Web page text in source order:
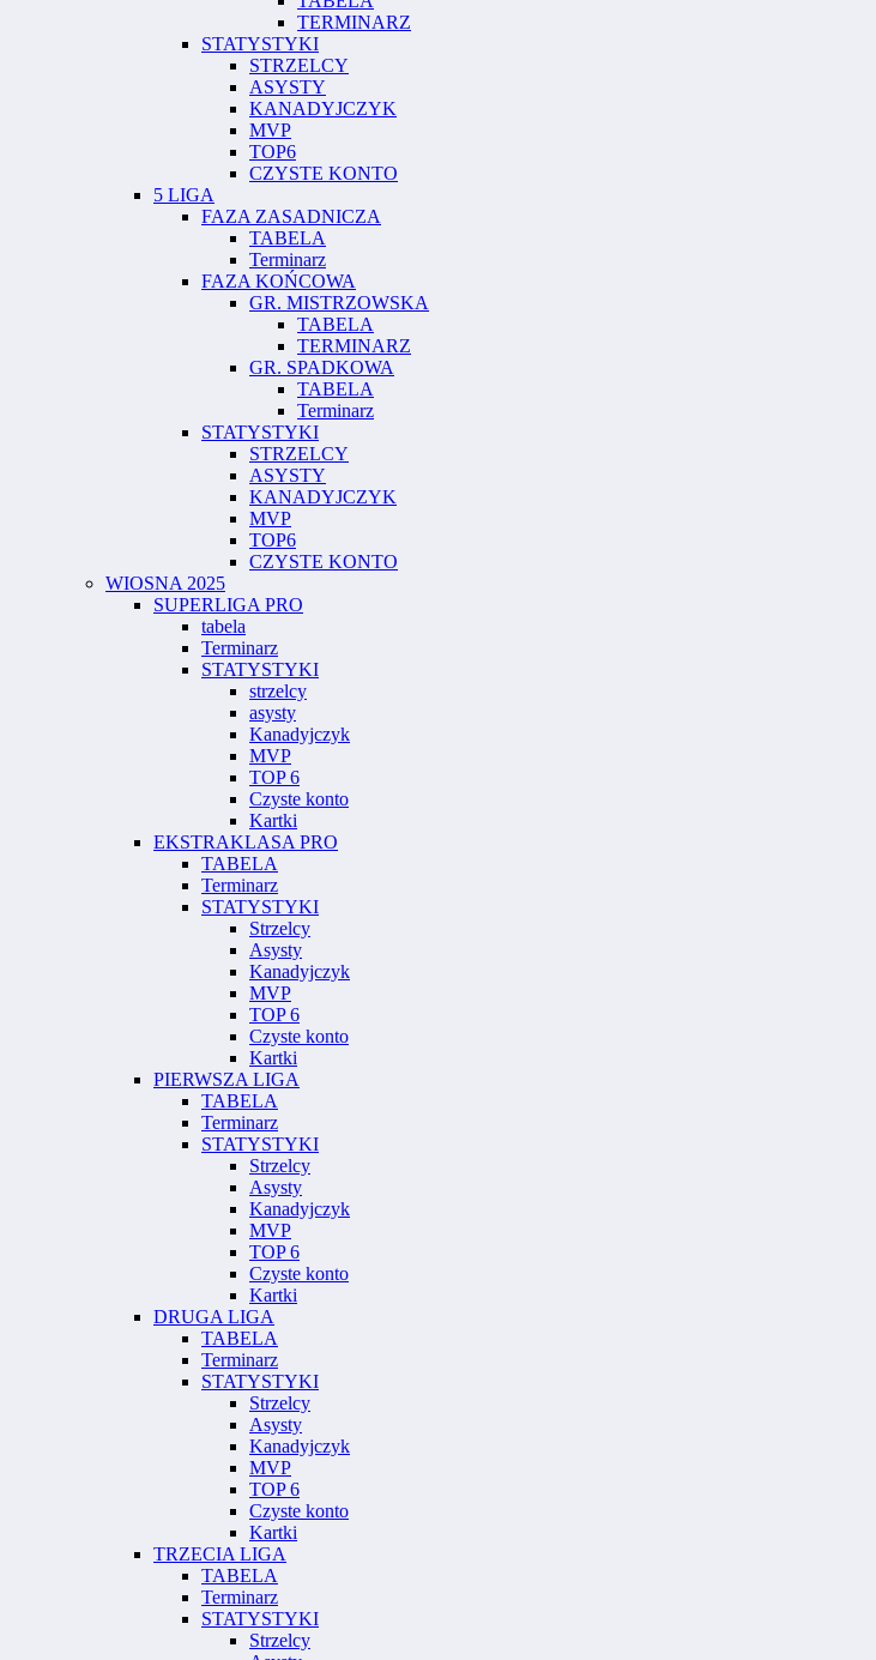
TERMINARZ
STATYSTYKI
STRZELCY
ASYSTY
KANADYJCZYK
MVP
TOP6
CZYSTE KONTO
5 LIGA
FAZA ZASADNICZA
TABELA
Terminarz
FAZA KOŃCOWA
GR. MISTRZOWSKA
TABELA
TERMINARZ
GR. SPADKOWA
TABELA
Terminarz
STATYSTYKI
STRZELCY
ASYSTY
KANADYJCZYK
MVP
TOP6
CZYSTE KONTO
WIOSNA 2025
SUPERLIGA PRO
tabela
Terminarz
STATYSTYKI
strzelcy
asysty
Kanadyjczyk
MVP
TOP 6
Czyste konto
Kartki
EKSTRAKLASA PRO
TABELA
Terminarz
STATYSTYKI
Strzelcy
Asysty
Kanadyjczyk
MVP
TOP 6
Czyste konto
Kartki
PIERWSZA LIGA
TABELA
Terminarz
STATYSTYKI
Strzelcy
Asysty
Kanadyjczyk
MVP
TOP 6
Czyste konto
Kartki
DRUGA LIGA
TABELA
Terminarz
STATYSTYKI
Strzelcy
Asysty
Kanadyjczyk
MVP
TOP 6
Czyste konto
Kartki
TRZECIA LIGA
TABELA
Terminarz
STATYSTYKI
Strzelcy